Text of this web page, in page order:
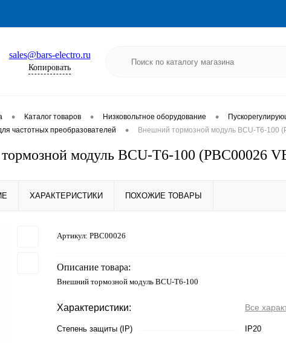
sales@bars-electro.ru
Копировать
• Каталог товаров • Низковольтное оборудование •
частотных преобразователей • Внешний тормозной модуль BCU-T6-100
модуль BCU-T6-100 (PBC00026
ХАРАКТЕРИСТИКИ ПОХОЖИЕ ТОВАРЫ
Артикул: PBC00026
Описание товара:
Внешний тормозной модуль BCU-T6-100
Характеристики: Все
Степень защиты (IP) IP20